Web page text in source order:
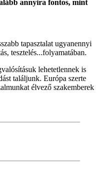
annyira fontos, mint
tapasztalat ugyanennyi
tesztelés...folyamatában.
lehetetlennek is
találjunk. Európa szerte
élvező szakemberek